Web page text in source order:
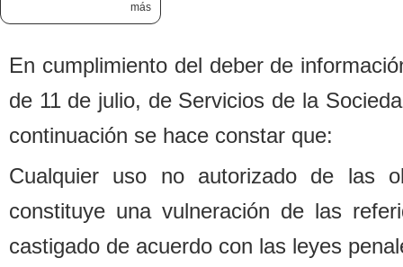
más
En cumplimiento del deber de
de 11 de julio, de Servicios de la
continuación se hace constar que:
Cualquier uso no autorizado de las o
constituye una vulneración de las
castigado de acuerdo con las leyes